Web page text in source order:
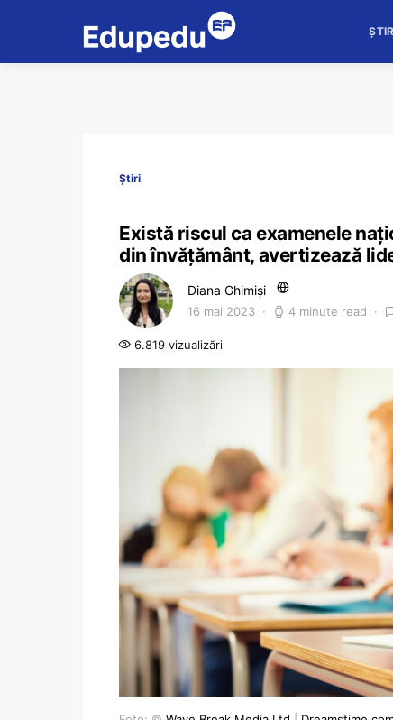
Știri
Există riscul ca examenele
din învățământ, avertizează
Diana Ghimiși
16 mai 2023 4 minute read
6.819 vizualizări